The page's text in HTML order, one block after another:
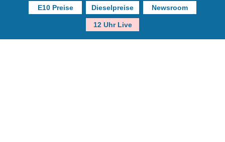
E10 Preise Dieselpreise Newsroom
12 Uhr Live